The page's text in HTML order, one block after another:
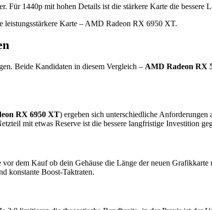
1440p mit hohen Details ist die stärkere Karte die bessere
leistungsstärkere Karte – AMD Radeon RX 6950 XT.
Beide Kandidaten in diesem Vergleich – AMD Radeon RX
RX 6950 XT) ergeben sich unterschiedliche
mit etwas Reserve ist die bessere langfristige Investition
dem Kauf ob dein Gehäuse die Länge der neuen
konstante Boost-Taktraten.